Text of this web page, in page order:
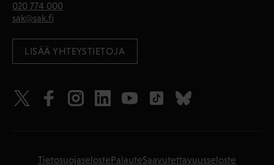
020 774 000
sak@sak.fi
LISÄÄ YHTEYSTIETOJA
TietosuojaselostePalauteSaavutettavuusseloste